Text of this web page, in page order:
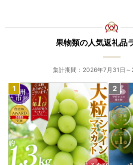
果物類の人気返礼品
集計期間：2026年7月31日